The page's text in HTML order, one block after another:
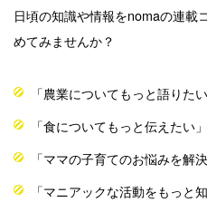
日頃の知識や情報をnomaの連載
めてみませんか？
「農業についてもっと語りたい
「食についてもっと伝えたい」
「ママの子育てのお悩みを解
「マニアックな活動をもっと